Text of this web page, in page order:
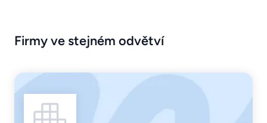
Firmy ve stejném odvětví